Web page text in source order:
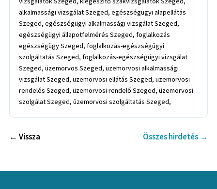
alkalmassági vizsgálat Szeged, egészségügyi alapellátás
Szeged, egészségügyi alkalmassági vizsgálat Szeged,
egészségügyi állapotfelmérés Szeged, foglalkozás
egészségügy Szeged, foglalkozás-egészségügyi
szolgáltatás Szeged, foglalkozás-egészségügyi vizsgálat
Szeged, üzemorvos Szeged, üzemorvosi alkalmassági
vizsgálat Szeged, üzemorvosi ellátás Szeged, üzemorvosi
rendelés Szeged, üzemorvosi rendelő Szeged, üzemorvosi
szolgálat Szeged, üzemorvosi szolgáltatás Szeged,
← Vissza Összes hirdetés →